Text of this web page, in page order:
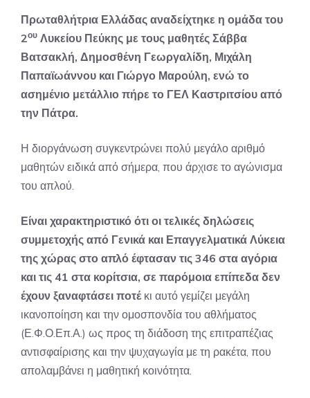
Πρωταθλήτρια Ελλάδας αναδείχτηκε η ομάδα του
2ου Λυκείου Πεύκης με τους μαθητές Σάββα
Βατσακλή, Δημοσθένη Γεωργαλίδη, Μιχάλη
Παπαϊωάννου και Γιώργο Μαρούλη, ενώ το
ασημένιο μετάλλιο πήρε το ΓΕΛ Καστριτσίου από
την Πάτρα.
Η διοργάνωση συγκεντρώνει πολύ μεγάλο αριθμό
μαθητών ειδικά από σήμερα, που άρχισε το αγώνισμα
του απλού.
Είναι χαρακτηριστικό ότι οι τελικές δηλώσεις
συμμετοχής από Γενικά και Επαγγελματικά Λύκεια
της χώρας στο απλό έφτασαν τις 346 στα αγόρια
και τις 41 στα κορίτσια, σε παρόμοια επίπεδα δεν
έχουν ξαναφτάσει ποτέ κι αυτό γεμίζει μεγάλη
ικανοποίηση και την ομοσπονδία του αθλήματος
(Ε.Φ.Ο.Επ.Α.) ως προς τη διάδοση της επιτραπέζιας
αντισφαίρισης και την ψυχαγωγία με τη ρακέτα, που
απολαμβάνει η μαθητική κοινότητα.